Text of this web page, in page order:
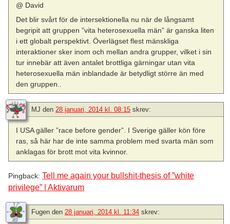
@ David
Det blir svårt för de intersektionella nu när de långsamt
begripit att gruppen ”vita heterosexuella män” är ganska liten
i ett globalt perspektivt. Överlägset flest mänskliga
interaktioner sker inom och mellan andra grupper, vilket i sin
tur innebär att även antalet brottliga gärningar utan vita
heterosexuella män inblandade är betydligt större än med
den gruppen..
MJ den 28 januari, 2014 kl. 08:15 skrev:
I USA gäller ”race before gender”. I Sverige gäller kön före
ras, så här har de inte samma problem med svarta män som
anklagas för brott mot vita kvinnor.
Pingback: Tell me again your bullshit-thesis of ”white
privilege” | Aktivarum
Fugen den 28 januari, 2014 kl. 11:34 skrev: